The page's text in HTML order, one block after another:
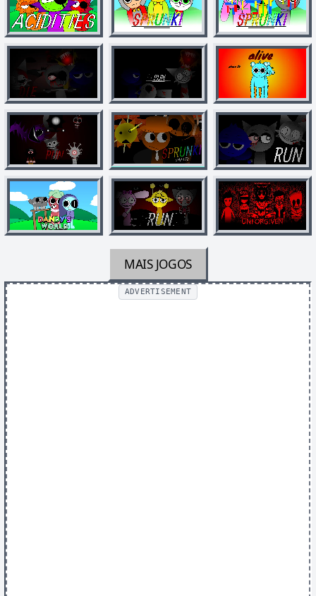
MAIS JOGOS
ADVERTISEMENT